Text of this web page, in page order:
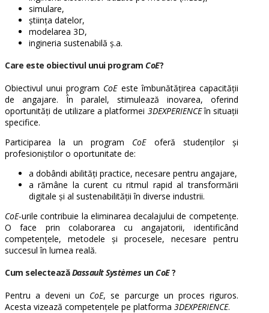
simulare,
știința datelor,
modelarea 3D,
ingineria sustenabilă ș.a.
Care este obiectivul unui programCoE?
Obiectivul unui program CoEeste îmbunătățirea capacității
de angajare. În paralel, stimulează inovarea, oferind
oportunități de utilizare a platformei 3DEXPERIENCEîn situații
specifice.
Participarea la un program CoEoferă studenților și
profesioniștilor o oportunitate de:
a dobândi abilități practice, necesare pentru angajare,
a rămâne la curent cu ritmul rapid al transformării
digitale și al sustenabilității în diverse industrii.
CoE-urile contribuie la eliminarea decalajului de competențe.
O face prin colaborarea cu angajatorii, identificând
competențele, metodele și procesele, necesare pentru
succesul în lumea reală.
Cum selecteazăDassault Systèmes unCoE?
Pentru a deveni un CoE, se parcurge un proces riguros.
Acesta vizează competențele pe platforma 3DEXPERIENCE.